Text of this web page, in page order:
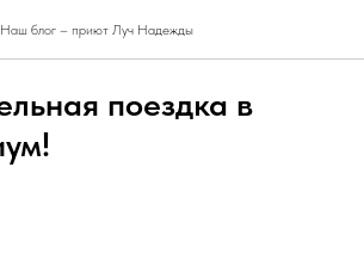
Наш блог – приют Луч Надежды
поездка в